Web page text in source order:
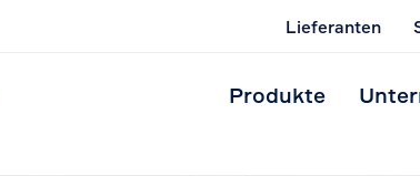
Lieferanten
Produkte